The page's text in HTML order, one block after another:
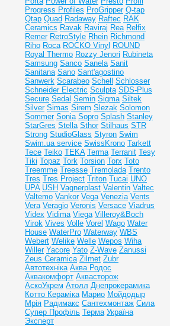
Progress Profiles ProGripper Q-tap
Qtap Quad Radaway Raftec RAK
Ceramics Ravak Raviraj Rea Relfix
Remer RetroStyle Rhein Richmond
Riho Roca ROCKO Vinyl ROUND
Royal Thermo Rozzy Jenori Rubineta
Samsung Sanco Sanela Sanit
Sanitana Sano Sant'agostino
Sanwerk Scarabeo Schell
Schlosser
Schneider Electric Sculpta SDS-Plus
Secure Sedal Semin Sigma Siltek
Silver Simas Sirem Slezak Solomon
Sommer Sonia Sopro Splash Stanley
StarGres Stella Sthor Stilhaus STR
Strong StudioGlass Styron Swim
Swim.ua service SwissKrono Tarkett
Tece Teiko TEKA Terma Terranit Tesy
Tiki Topaz Tork Torsion Torx Toto
Treemme Treesse Tremolada Trento
Tres Tres Project Triton Tucai UNO
UPA USH Vagnerplast Valentin Valtec
Valtemo Vankor Vega Venezia Vents
Vera Veragio Veronis Versace Viadrus
Videx Vidima Viega Villeroy&Boch
Virok Vives Volle Vorel Wago Water
House WaterPro Waterway WBS
Webert Welike Welle Wepos Wiha
Willer Yacore Yato Z-Wave Zanussi
Zeus Ceramica Zilmet Zubr
Автотехніка Аква Родос
Аквакомфорт Аквасторож
АскоУкрем Атолл Днепрокерамика
Котто Кераміка Марио Мойдодыр
Мрія Радимакс Сантехмонтаж Сила
Супер Профіль Терма Україна
Эксперт